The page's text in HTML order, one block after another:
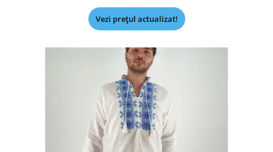
Vezi prețul actualizat!